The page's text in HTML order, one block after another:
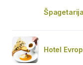
Hotel